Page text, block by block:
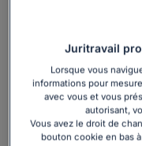
Quand utiliser
L'acte de
en même temps que
actif dès le début.
Notre modèle d’acte
Juritravail
Lorsque vous
informations pour
avec vous et vous
autorisant,
Vous avez le droit de
bouton cookie en bas